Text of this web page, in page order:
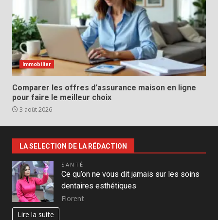
Immobilier
Comparer les offres d’assurance maison en ligne
pour faire le meilleur choix
3 août 2026
LA SELECTION DE LA RÉDACTION
SANTÉ
Ce qu’on ne vous dit jamais sur les soins
dentaires esthétiques
Florent
Lire la suite